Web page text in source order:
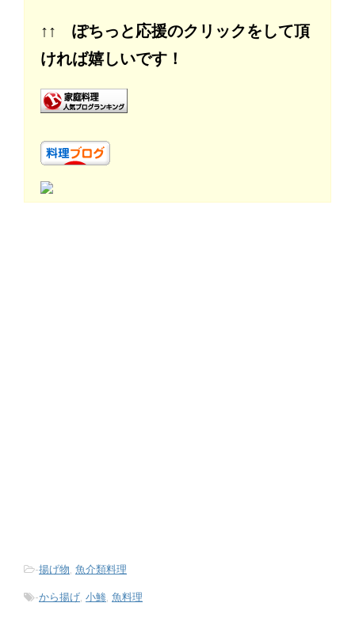
↑↑ ぽちっと応援のクリックをして頂
ければ嬉しいです！
-揚げ物, 魚介類料理
-から揚げ, 小鯵, 魚料理